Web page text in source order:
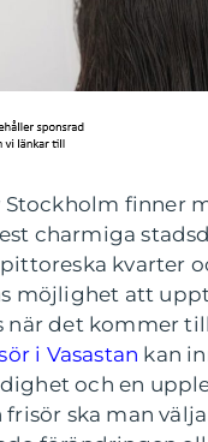
Stockholm finner
charmiga
kvarter
möjlighet att
när det kommer
i Vasastan kan
och en
frisör ska man